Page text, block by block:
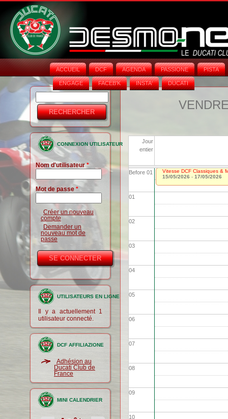
ACCUEIL DCF AGENDA PASSIONE PISTA
ENGAGE FACEB'K INSTA‘ DUCATI
Formulaire
de
recherche
CONNEXION UTILISATEUR
Nom d'utilisateur*
Mot de passe *
Créer un nouveau
compte
Demander un
nouveau mot de
passe
UTILISATEURS EN LIGNE
Il y a actuellement 1
utilisateur connecté.
DCF AFFILIAZIONE
Adhésion au
Ducati Club de
France
MINI CALENDRIER
Jour
entier
Before 01
01
02
03
04
05
06
07
08
09
10
Vitesse DCF Classiques &
15/05/2026 - 17/05/2026